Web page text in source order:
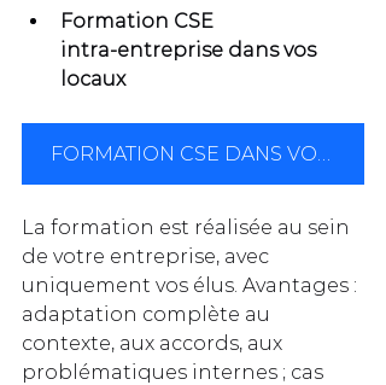
Formation CSE
intra‑entreprise dans vos
locaux
La formation est réalisée au sein
de votre entreprise, avec
uniquement vos élus. Avantages :
adaptation complète au
contexte, aux accords, aux
problématiques internes ; cas